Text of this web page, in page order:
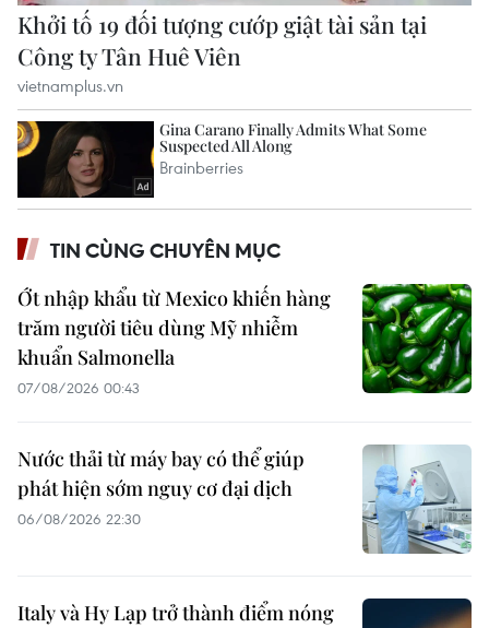
TIN CÙNG CHUYÊN MỤC
Ớt nhập khẩu từ Mexico khiến hàng
trăm người tiêu dùng Mỹ nhiễm
khuẩn Salmonella
07/08/2026 00:43
Nước thải từ máy bay có thể giúp
phát hiện sớm nguy cơ đại dịch
06/08/2026 22:30
Italy và Hy Lạp trở thành điểm nóng